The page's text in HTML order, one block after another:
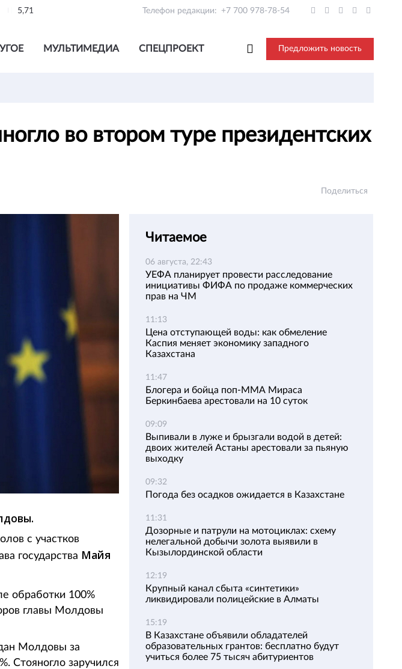
5,71 Телефон редакции: +7 700 978-78-54
МУЛЬТИМЕДИА СПЕЦПРОЕКТ Предложить новость
во втором туре президентских
Поделиться
с участков
государства Майя
обработки 100%
главы Молдовы
Молдовы за
Стояногло заручился
Читаемое
06 августа, 22:43
УЕФА планирует провести расследование
инициативы ФИФА по продаже коммерческих
прав на ЧМ
11:13
Цена отступающей воды: как обмеление
Каспия меняет экономику западного
Казахстана
11:47
Блогера и бойца поп-ММА Мираса
Беркинбаева арестовали на 10 суток
09:09
Выпивали в луже и брызгали водой в детей:
двоих жителей Астаны арестовали за пьяную
выходку
09:32
Погода без осадков ожидается в Казахстане
11:31
Дозорные и патрули на мотоциклах: схему
нелегальной добычи золота выявили в
Кызылординской области
12:19
Крупный канал сбыта «синтетики»
ликвидировали полицейские в Алматы
15:19
В Казахстане объявили обладателей
образовательных грантов: бесплатно будут
учиться более 75 тысяч абитуриентов